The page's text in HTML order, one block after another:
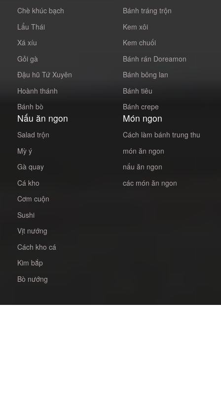
Chè khúc bạch
Lẩu Thái
Xá xíu
Gỏi gà
Đậu hũ Tứ Xuyên
Hoành thánh
Bánh bò
Bánh tráng trộn
Kem xôi
Kem chuối
Bánh rán Doreamon
Bánh bông lan
Bánh tiêu
Bánh crepe
Nấu ăn ngon
Salad trộn
Mỳ ý
Gà quay
Cá kho
Cơm cuộn
Sushi
Vịt nướng
Cách kho cá
Kim bắp
Bò nướng
Món ngon
Cách làm bánh trung thu
món ăn ngon
nấu ăn ngon
các món ăn ngon